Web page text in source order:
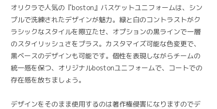
オリクラで人気の『boston』バスケットユニフォームは、シン
プルで洗練されたデザインが魅力。緑と白のコントラストがク
ラシックなスタイルを際立たせ、オプションの黒ラインで一層
のスタイリッシュさをプラス。カスタマイズ可能な色変更で、
黒ベースのデザインも可能です。個性を表現しながらチームの
統一感を保つ、オリジナルbostonユニフォームで、コートでの
存在感を放ちましょう。
デザインをそのまま使用するのは著作権侵害になりますのでデ